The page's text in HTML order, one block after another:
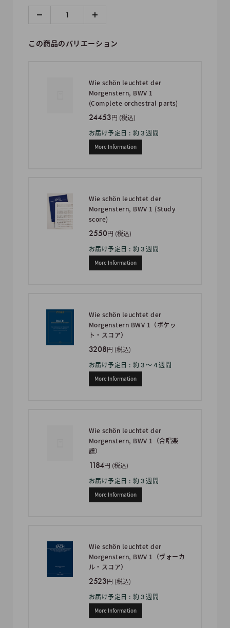
格
この商品のバリエーション
Wie schön leuchtet der
Morgenstern, BWV 1
(Complete orchestral parts)
24453円 (税込)
お届け予定日 : 約３週間
More Information
Wie schön leuchtet der
Morgenstern, BWV 1 (Study
score)
2550円 (税込)
お届け予定日 : 約３週間
More Information
Wie schön leuchtet der
Morgenstern BWV 1（ポケッ
ト・スコア）
3208円 (税込)
お届け予定日 : 約３〜４週間
More Information
Wie schön leuchtet der
Morgenstern, BWV 1（合唱楽
譜）
1184円 (税込)
お届け予定日 : 約３週間
More Information
Wie schön leuchtet der
Morgenstern, BWV 1（ヴォーカ
ル・スコア）
2523円 (税込)
お届け予定日 : 約３週間
More Information